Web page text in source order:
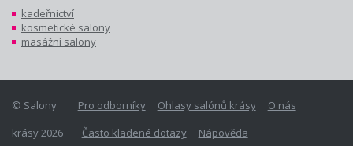
kadeřnictví
kosmetické salony
masážní salony
Pro odborníky Ohlasy salónů krásy
O nás
Často kladené dotazy
Nápověda
© Salony
krásy 2026